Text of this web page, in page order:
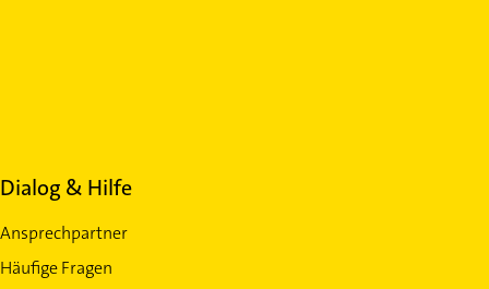
Dialog & Hilfe
Ansprechpartner
Häufige Fragen